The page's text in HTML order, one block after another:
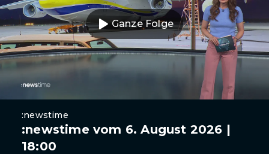
Ganze Folge
:newstime
:newstime vom 6. August 2026 |
18:00